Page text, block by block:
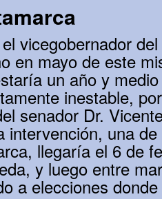
vicegobernador
en mayo de este
un año y
inestable,
senador Dr.
intervención, una
llegaría el 6 de
y luego entre
a elecciones